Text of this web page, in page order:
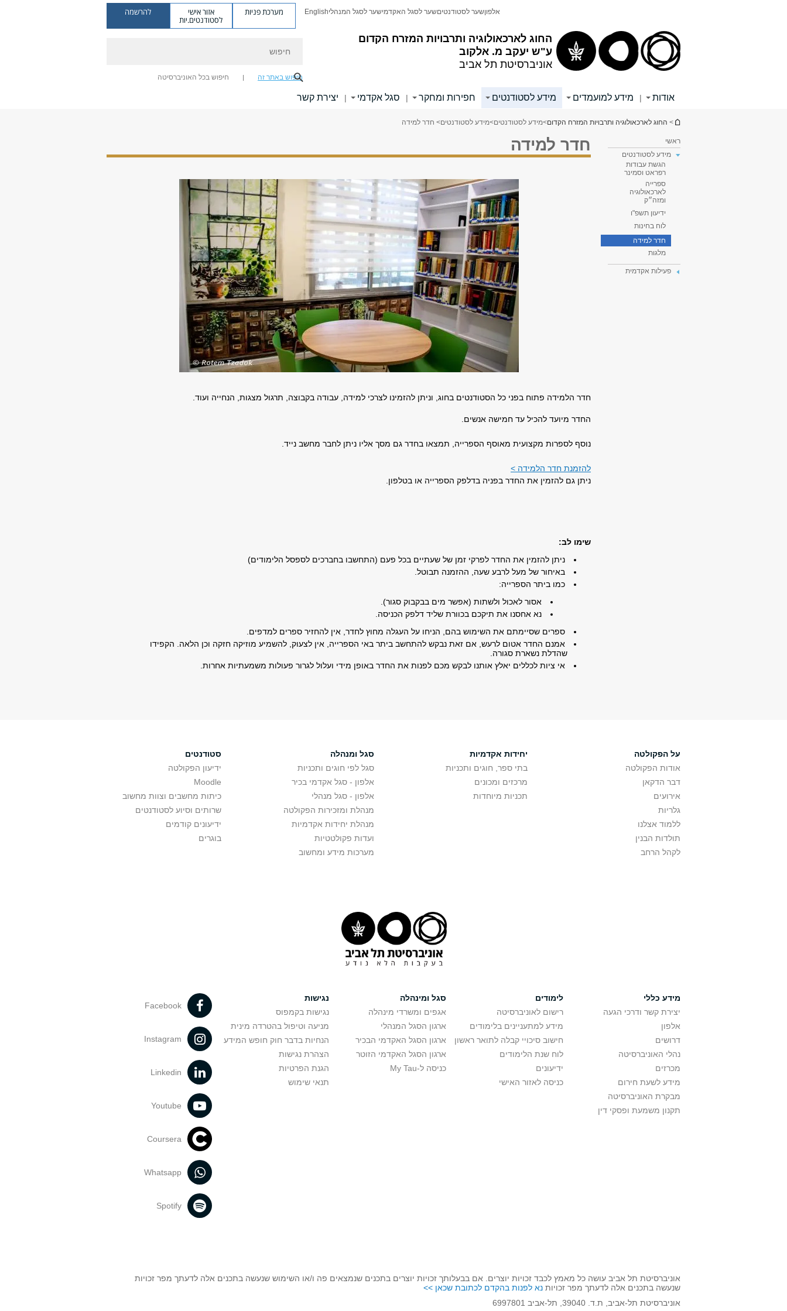
החוג לארכאולוגיה ותרבויות המזרח הקדום
ע"ש יעקב מ. אלקוב
אוניברסיטת תל אביב
אלפוןשער לסטודנטיםשער לסגל האקדמישער לסגל המנהליEnglish מערכת פניות אזור אישי
לסטודנטים.יות
להרשמה
חיפוש באתר זה חיפוש בכל האוניברסיטה
אודות | מידע למועמדים מידע לסטודנטים חפירות ומחקר | סגל אקדמי | יצירת קשר
הינך נמצא כאן
> החוג לארכאולוגיה ותרבויות המזרח הקדום>מידע לסטודנטים>מידע לסטודנטים> חדר למידה
ראשי
מידע לסטודנטים
הגשת עבודות
רפראט וסמינר
ספרייה
לארכאולוגיה
ומזה״ק
ידיעון תשפ"ו
לוח בחינות
חדר למידה
מלגות
פעילות אקדמית
חדר למידה
חדר הלמידה פתוח בפני כל הסטודנטים בחוג, וניתן להזמינו לצרכי למידה, עבודה בקבוצה, תרגול מצגות, הנחייה ועוד.
החדר מיועד להכיל עד חמישה אנשים.
נוסף לספרות מקצועית מאוסף הספרייה, תמצאו בחדר גם מסך אליו ניתן לחבר מחשב נייד.
להזמנת חדר הלמידה >
ניתן גם להזמין את החדר בפניה בדלפק הספרייה או בטלפון.
שימו לב:
ניתן להזמין את החדר לפרקי זמן של שעתיים בכל פעם (התחשבו בחברכים לספסל הלימודים)
באיחור של מעל לרבע שעה, ההזמנה תבוטל.
כמו ביתר הספרייה:
אסור לאכול ולשתות (אפשר מים בבקבוק סגור).
נא אחסנו את תיקכם בכוורת שליד דלפק הכניסה.
ספרים שסיימתם את השימוש בהם, הניחו על העגלה מחוץ לחדר, אין להחזיר ספרים למדפים.
אמנם החדר אטום לרעש, אם זאת נבקש להתחשב ביתר באי הספרייה, אין לצעוק, להשמיע מוזיקה חזקה וכן הלאה. הקפידו
שהדלת נשארת סגורה.
אי ציות לכללים יאלץ אותנו לבקש מכם לפנות את החדר באופן מידי ועלול לגרור פעולות משמעתיות אחרות.
על הפקולטה
אודות הפקולטה
דבר הדקאן
אירועים
גלריות
ללמוד אצלנו
תולדות הבנין
לקהל הרחב
יחידות אקדמיות
בתי ספר, חוגים ותכניות
מרכזים ומכונים
תכניות מיוחדות
סגל ומנהלה
סגל לפי חוגים ותכניות
אלפון - סגל אקדמי בכיר
אלפון - סגל מנהלי
מנהלת ומזכירות הפקולטה
מנהלת יחידות אקדמיות
ועדות פקולטטיות
מערכות מידע ומחשוב
סטודנטים
ידיעון הפקולטה
Moodle
כיתות מחשבים וצוות מחשוב
שרותים וסיוע לסטודנטים
ידיעונים קודמים
בוגרים
מידע כללי
יצירת קשר ודרכי הגעה
אלפון
דרושים
נהלי האוניברסיטה
מכרזים
מידע לשעת חירום
מבקרת האוניברסיטה
תקנון משמעת ופסקי דין
לימודים
רישום לאוניברסיטה
מידע למתעניינים בלימודים
חישוב סיכויי קבלה לתואר ראשון
לוח שנת הלימודים
ידיעונים
כניסה לאזור האישי
סגל ומינהלה
אגפים ומשרדי מינהלה
ארגון הסגל המנהלי
ארגון הסגל האקדמי הבכיר
ארגון הסגל האקדמי הזוטר
כניסה ל-My Tau
נגישות
נגישות בקמפוס
מניעה וטיפול בהטרדה מינית
הנחיות בדבר חוק חופש המידע
הצהרת נגישות
הגנת הפרטיות
תנאי שימוש
Facebook
Instagram
Linkedin
Youtube
Coursera
Whatsapp
Spotify
אוניברסיטת תל אביב עושה כל מאמץ לכבד זכויות יוצרים. אם בבעלותך זכויות יוצרים בתכנים שנמצאים פה ו/או השימוש שנעשה בתכנים אלה לדעתך מפר זכויות
שנעשה בתכנים אלה לדעתך מפר זכויות נא לפנות בהקדם לכתובת שכאן >>
אוניברסיטת תל-אביב, ת.ד. 39040, תל-אביב 6997801